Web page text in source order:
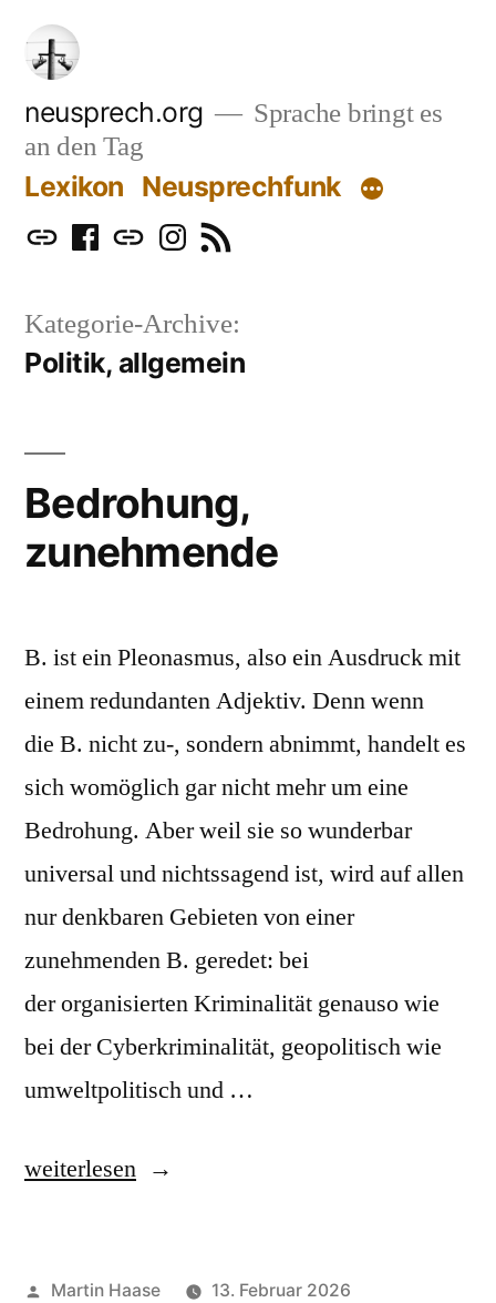
Zum
Inhalt
springen
neusprech.org
Sprache bringt es
an den Tag
Lexikon Neusprechfunk
MastodonFacebook
BlueskyInstagram
RSS
Kategorie-Archive:
Politik, allgemein
Bedrohung,
zunehmende
B. ist ein Pleonasmus, also ein Ausdruck mit
einem redundanten Adjektiv. Denn wenn
die B. nicht zu-, sondern abnimmt, handelt es
sich womöglich gar nicht mehr um eine
Bedrohung. Aber weil sie so wunderbar
universal und nichtssagend ist, wird auf allen
nur denkbaren Gebieten von einer
zunehmenden B. geredet: bei
der organisierten Kriminalität genauso wie
bei der Cyberkriminalität, geopolitisch wie
umweltpolitisch und …
„Bedrohung,
weiterlesen
Veröffentlicht
Martin Haase
13. Februar 2026